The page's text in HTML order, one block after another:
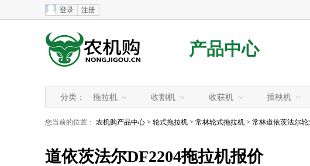
登录 注册
产品中心
分类： 拖拉机 收割机 收获机 插秧机
您当前的位置： 农机购产品中心 > 轮式拖拉机 > 常林轮式拖拉机 > 常林道依茨法尔轮
道依茨法尔DF2204拖拉机报价